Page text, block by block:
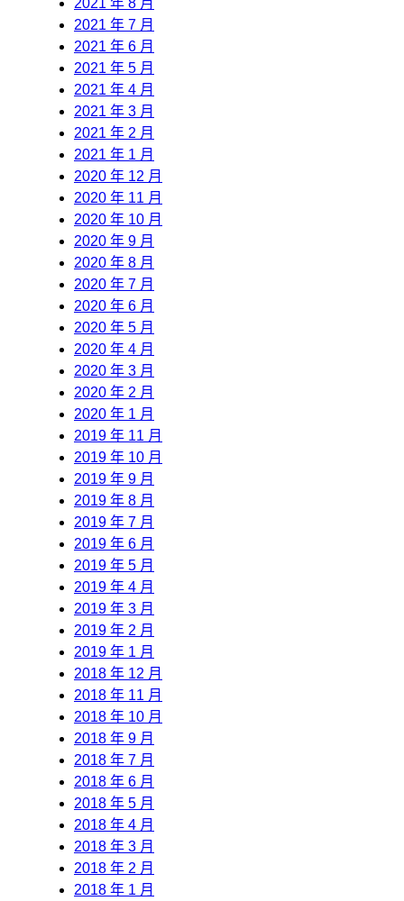
2021 年 7 月
2021 年 6 月
2021 年 5 月
2021 年 4 月
2021 年 3 月
2021 年 2 月
2021 年 1 月
2020 年 12 月
2020 年 11 月
2020 年 10 月
2020 年 9 月
2020 年 8 月
2020 年 7 月
2020 年 6 月
2020 年 5 月
2020 年 4 月
2020 年 3 月
2020 年 2 月
2020 年 1 月
2019 年 11 月
2019 年 10 月
2019 年 9 月
2019 年 8 月
2019 年 7 月
2019 年 6 月
2019 年 5 月
2019 年 4 月
2019 年 3 月
2019 年 2 月
2019 年 1 月
2018 年 12 月
2018 年 11 月
2018 年 10 月
2018 年 9 月
2018 年 7 月
2018 年 6 月
2018 年 5 月
2018 年 4 月
2018 年 3 月
2018 年 2 月
2018 年 1 月